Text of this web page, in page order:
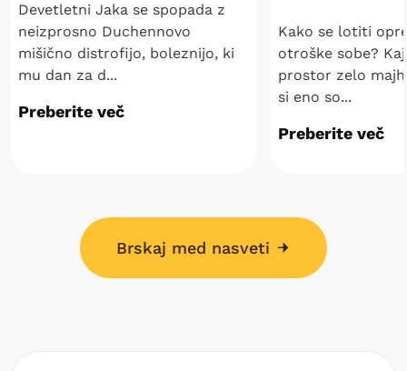
Devetletni Jaka se spopada z
neizprosno Duchennovo
mišično distrofijo, boleznijo, ki
mu dan za d...
Preberite več
Kako se lotiti
otroške sobe?
prostor zelo
si eno so...
Preberite več
Brskaj med nasveti